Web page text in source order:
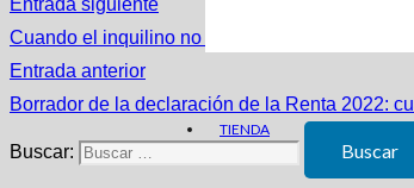
TIENDA
Cuando el inquilino no paga el alquiler: qué es
Entrada anterior
Borrador de la declaración de la Renta 2022:
Buscar: